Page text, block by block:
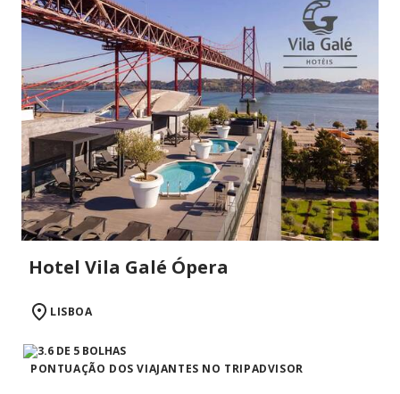
Hotel Vila Galé Ópera
LISBOA
PONTUAÇÃO DOS VIAJANTES NO TRIPADVISOR